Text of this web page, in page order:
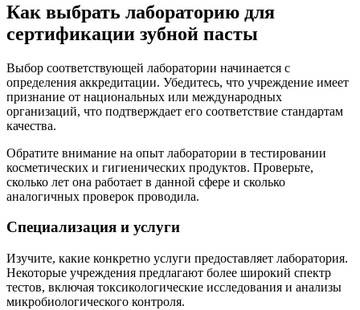
Как выбрать лабораторию для
сертификации зубной пасты
Выбор соответствующей лаборатории начинается с
определения аккредитации. Убедитесь, что учреждение имеет
признание от национальных или международных
организаций, что подтверждает его соответствие стандартам
качества.
Обратите внимание на опыт лаборатории в тестировании
косметических и гигиенических продуктов. Проверьте,
сколько лет она работает в данной сфере и сколько
аналогичных проверок проводила.
Специализация и услуги
Изучите, какие конкретно услуги предоставляет лаборатория.
Некоторые учреждения предлагают более широкий спектр
тестов, включая токсикологические исследования и анализы
микробиологического контроля.